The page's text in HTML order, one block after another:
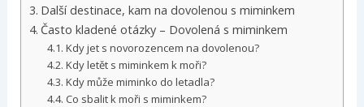
Další destinace, kam na dovolenou s miminkem
Často kladené otázky – Dovolená s miminkem
Kdy jet s novorozencem na dovolenou?
Kdy letět s miminkem k moři?
Kdy může miminko do letadla?
Co sbalit k moři s miminkem?